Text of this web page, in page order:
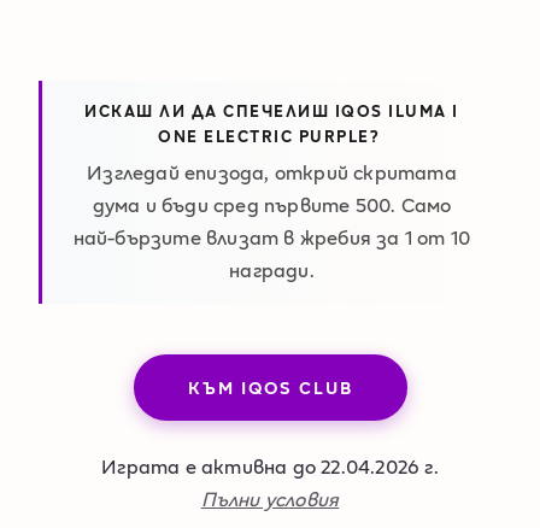
ИСКАШ ЛИ ДА СПЕЧЕЛИШ IQOS ILUMA I
ONE ELECTRIC PURPLE? ​
Изгледай епизода, открий скритата
дума и бъди сред първите 500. Само
най-бързите влизат в жребия за 1 от 10
награди.
КЪМ IQOS CLUB
Играта е активна до 22.04.2026 г.
Пълни условия